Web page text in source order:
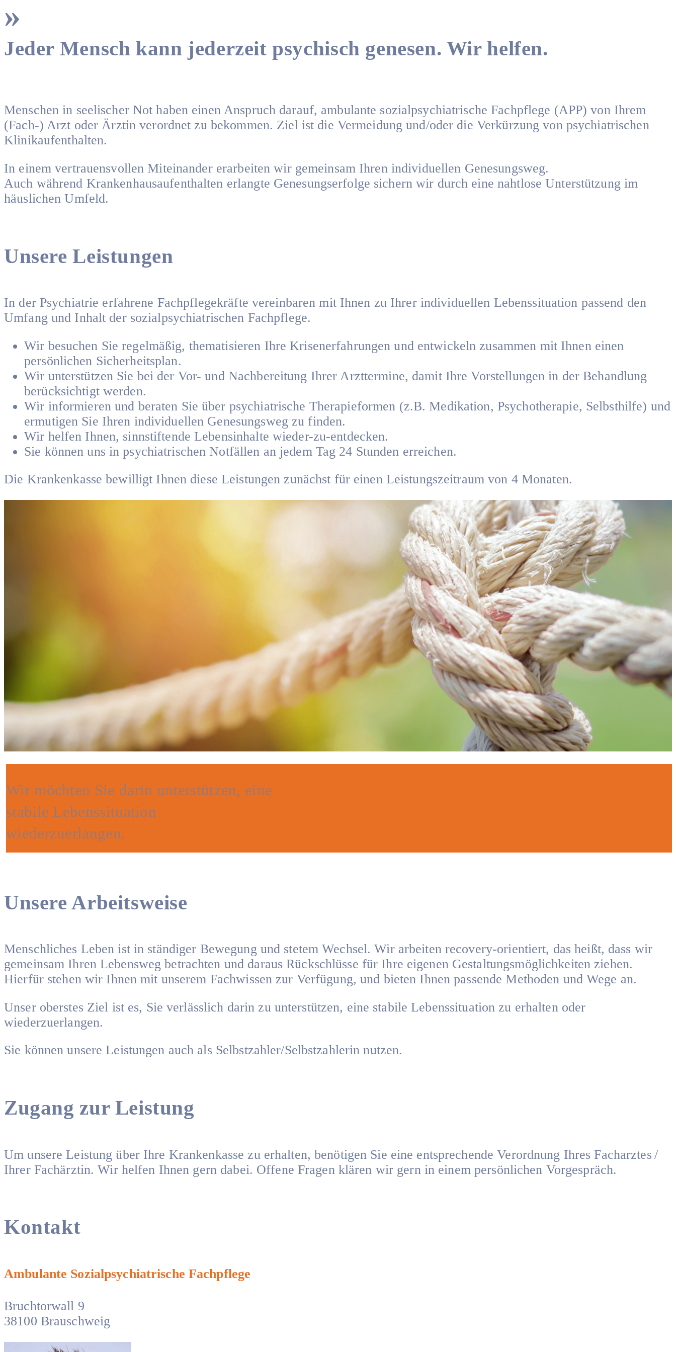
Jeder Mensch kann jederzeit psychisch genesen. Wir helfen.
Menschen in seelischer Not haben einen Anspruch darauf, ambulante sozialpsychiatrische Fachpflege (APP) von Ihrem
(Fach-) Arzt oder Ärztin verordnet zu bekommen. Ziel ist die Vermeidung und/oder die Verkürzung von psychiatrischen
Klinikaufenthalten.
In einem vertrauensvollen Miteinander erarbeiten wir gemeinsam Ihren individuellen Genesungsweg.
Auch während Krankenhausaufenthalten erlangte Genesungserfolge sichern wir durch eine nahtlose Unterstützung im
häuslichen Umfeld.
Unsere Leistungen
In der Psychiatrie erfahrene Fachpflegekräfte vereinbaren mit Ihnen zu Ihrer individuellen Lebenssituation passend den
Umfang und Inhalt der sozialpsychiatrischen Fachpflege.
Wir besuchen Sie regelmäßig, thematisieren Ihre Krisenerfahrungen und entwickeln zusammen mit Ihnen einen
persönlichen Sicherheitsplan.
Wir unterstützen Sie bei der Vor- und Nachbereitung Ihrer Arzttermine, damit Ihre Vorstellungen in der Behandlung
berücksichtigt werden.
Wir informieren und beraten Sie über psychiatrische Therapieformen (z.B. Medikation, Psychotherapie, Selbsthilfe) und
ermutigen Sie Ihren individuellen Genesungsweg zu finden.
Wir helfen Ihnen, sinnstiftende Lebensinhalte wieder-zu-entdecken.
Sie können uns in psychiatrischen Notfällen an jedem Tag 24 Stunden erreichen.
Die Krankenkasse bewilligt Ihnen diese Leistungen zunächst für einen Leistungszeitraum von 4 Monaten.
Wir möchten Sie darin unterstützen, eine
stabile Lebenssituation
wiederzuerlangen.
Unsere Arbeitsweise
Menschliches Leben ist in ständiger Bewegung und stetem Wechsel. Wir arbeiten recovery-orientiert, das heißt, dass wir
gemeinsam Ihren Lebensweg betrachten und daraus Rückschlüsse für Ihre eigenen Gestaltungsmöglichkeiten ziehen.
Hierfür stehen wir Ihnen mit unserem Fachwissen zur Verfügung, und bieten Ihnen passende Methoden und Wege an.
Unser oberstes Ziel ist es, Sie verlässlich darin zu unterstützen, eine stabile Lebenssituation zu erhalten oder
wiederzuerlangen.
Sie können unsere Leistungen auch als Selbstzahler/Selbstzahlerin nutzen.
Zugang zur Leistung
Um unsere Leistung über Ihre Krankenkasse zu erhalten, benötigen Sie eine entsprechende Verordnung Ihres Facharztes /
Ihrer Fachärztin. Wir helfen Ihnen gern dabei. Offene Fragen klären wir gern in einem persönlichen Vorgespräch.
Kontakt
Ambulante Sozialpsychiatrische Fachpflege
Bruchtorwall 9
38100 Brauschweig